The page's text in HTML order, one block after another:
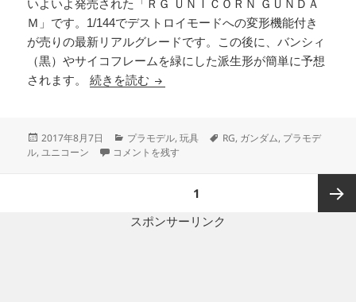
いよいよ発売された「ＲＧ ＵＮＩＣＯＲＮ ＧＵＮＤＡ
Ｍ」です。1/144でデストロイモードへの変形機能付き
が売りの最新リアルグレードです。この後に、バンシィ
（黒）やサイコフレームを緑にした派生形が簡単に予想
されます。続きを読む 1/144 RG UNICORN GUNDAM (1)
投
稿
2017年8月7日
カ
テ
プラモデル,玩具
タ
RG, ガンダム, プラモデ
ル,ユニコーン 1/144 RG UNICORN GUNDAM (1) に
コメントを残す
1
スポンサーリンク